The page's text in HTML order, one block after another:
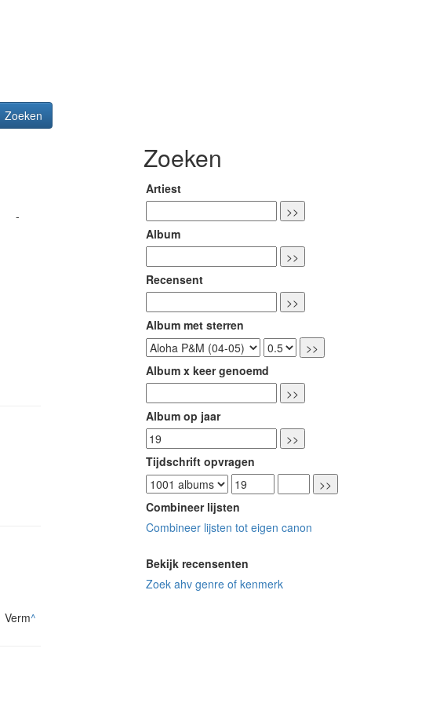
Zoeken
-
Verm^
Zoeken
Artiest
Album
Recensent
Album met sterren
Album x keer genoemd
Album op jaar
Tijdschrift opvragen
Combineer lijsten
Combineer lijsten tot eigen canon
Bekijk recensenten
Zoek ahv genre of kenmerk